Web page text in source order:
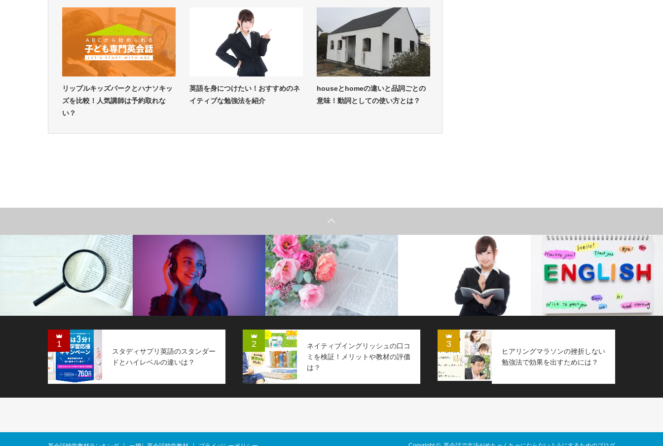
リップルキッズパークとハナソキッ
ズを比較！人気講師は予約取れな
い？
英語を身につけたい！おすすめのネ
イティブな勉強法を紹介
houseとhomeの違いと品詞ごとの
意味！動詞としての使い方とは？
英語通信教育コラム
1
スタディサプリ英語のスタンダー
ドとハイレベルの違いは？
2
ネイティブイングリッシュの口コ
ミを検証！メリットや教材の評価
は？
3
ヒアリングマラソンの挫折しない
勉強法で効果を出すためには？